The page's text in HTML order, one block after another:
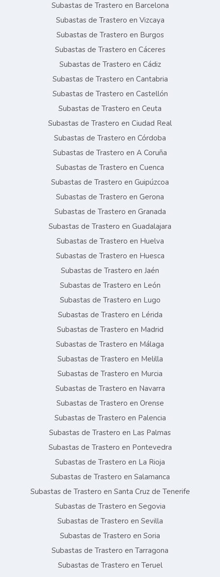
Subastas de Trastero en Barcelona
Subastas de Trastero en Vizcaya
Subastas de Trastero en Burgos
Subastas de Trastero en Cáceres
Subastas de Trastero en Cádiz
Subastas de Trastero en Cantabria
Subastas de Trastero en Castellón
Subastas de Trastero en Ceuta
Subastas de Trastero en Ciudad Real
Subastas de Trastero en Córdoba
Subastas de Trastero en A Coruña
Subastas de Trastero en Cuenca
Subastas de Trastero en Guipúzcoa
Subastas de Trastero en Gerona
Subastas de Trastero en Granada
Subastas de Trastero en Guadalajara
Subastas de Trastero en Huelva
Subastas de Trastero en Huesca
Subastas de Trastero en Jaén
Subastas de Trastero en León
Subastas de Trastero en Lugo
Subastas de Trastero en Lérida
Subastas de Trastero en Madrid
Subastas de Trastero en Málaga
Subastas de Trastero en Melilla
Subastas de Trastero en Murcia
Subastas de Trastero en Navarra
Subastas de Trastero en Orense
Subastas de Trastero en Palencia
Subastas de Trastero en Las Palmas
Subastas de Trastero en Pontevedra
Subastas de Trastero en La Rioja
Subastas de Trastero en Salamanca
Subastas de Trastero en Santa Cruz de Tenerife
Subastas de Trastero en Segovia
Subastas de Trastero en Sevilla
Subastas de Trastero en Soria
Subastas de Trastero en Tarragona
Subastas de Trastero en Teruel